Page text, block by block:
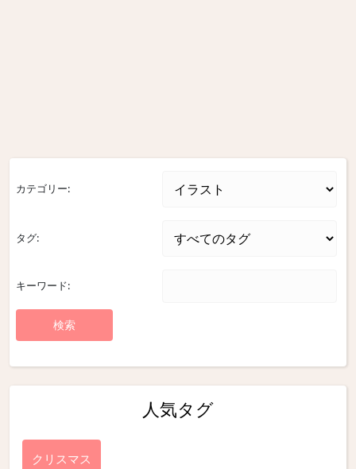
カテゴリー:
タグ:
キーワード:
人気タグ
クリスマス